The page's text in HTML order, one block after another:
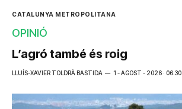
CATALUNYA METROPOLITANA
OPINIÓ
L’agró també és roig
LLUÍS-XAVIER TOLDRÀ BASTIDA 1 - AGOST - 2026 · 06:30